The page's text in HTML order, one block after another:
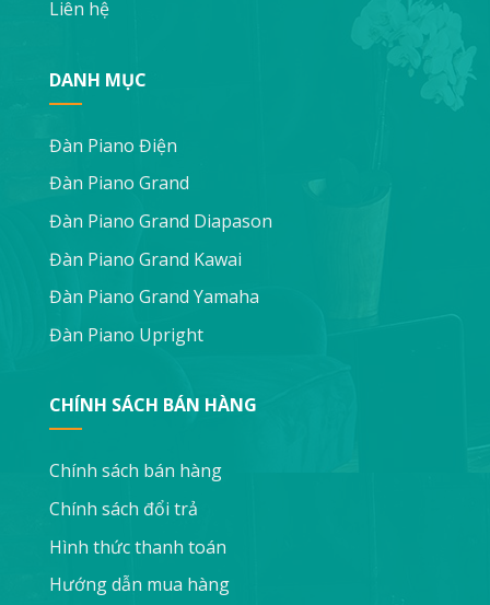
Liên hệ
DANH MỤC
Đàn Piano Điện
Đàn Piano Grand
Đàn Piano Grand Diapason
Đàn Piano Grand Kawai
Đàn Piano Grand Yamaha
Đàn Piano Upright
CHÍNH SÁCH BÁN HÀNG
Chính sách bán hàng
Chính sách đổi trả
Hình thức thanh toán
Hướng dẫn mua hàng